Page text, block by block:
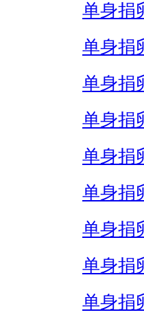
单身捐
单身捐
单身捐
单身捐
单身捐
单身捐
单身捐
单身捐
单身捐